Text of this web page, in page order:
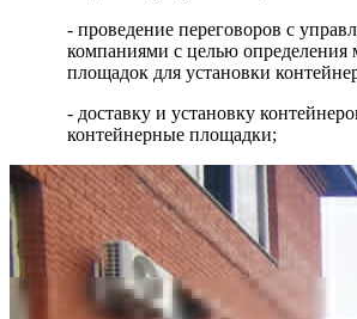
- проведение переговоров с
компаниями с целью определения
площадок для установки
- доставку и установку
контейнерные площадки;